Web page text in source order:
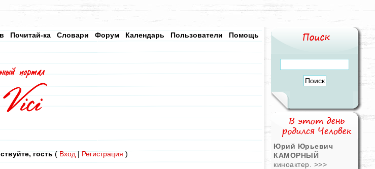
Помощь
Пользователи
Календарь
Форум
Словари
Почитай-ка
гость ( Вход | Регистрация )
Юрий Юрьевич
КАМОРНЫЙ
киноактер. >>>